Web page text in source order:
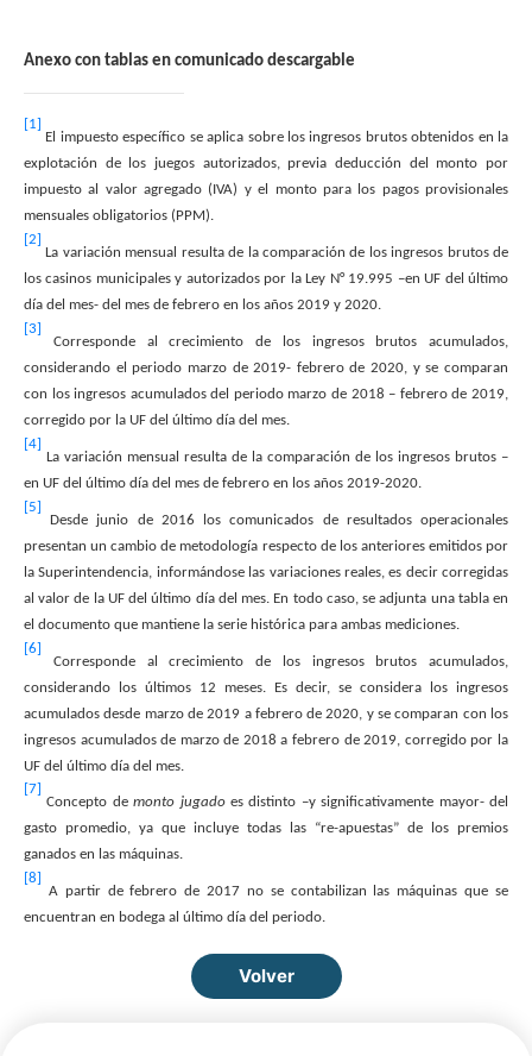
Anexo con tablas en comunicado descargable
[1]
El impuesto específico se aplica sobre los ingresos brutos obtenidos en la
explotación de los juegos autorizados, previa deducción del monto por
impuesto al valor agregado (IVA) y el monto para los pagos provisionales
mensuales obligatorios (PPM).
[2]
La variación mensual resulta de la comparación de los ingresos brutos de
los casinos municipales y autorizados por la Ley N° 19.995 –en UF del último
día del mes- del mes de febrero en los años 2019 y 2020.
[3]
Corresponde al crecimiento de los ingresos brutos acumulados,
considerando el periodo marzo de 2019- febrero de 2020, y se comparan
con los ingresos acumulados del periodo marzo de 2018 – febrero de 2019,
corregido por la UF del último día del mes.
[4]
La variación mensual resulta de la comparación de los ingresos brutos –
en UF del último día del mes de febrero en los años 2019-2020.
[5]
Desde junio de 2016 los comunicados de resultados operacionales
presentan un cambio de metodología respecto de los anteriores emitidos por
la Superintendencia, informándose las variaciones reales, es decir corregidas
al valor de la UF del último día del mes. En todo caso, se adjunta una tabla en
el documento que mantiene la serie histórica para ambas mediciones.
[6]
Corresponde al crecimiento de los ingresos brutos acumulados,
considerando los últimos 12 meses. Es decir, se considera los ingresos
acumulados desde marzo de 2019 a febrero de 2020, y se comparan con los
ingresos acumulados de marzo de 2018 a febrero de 2019, corregido por la
UF del último día del mes.
[7]
Concepto demonto jugadoes distinto –y significativamente mayor- del
gasto promedio, ya que incluye todas las “re-apuestas” de los premios
ganados en las máquinas.
[8]
A partir de febrero de 2017 no se contabilizan las máquinas que se
encuentran en bodega al último día del periodo.
Volver